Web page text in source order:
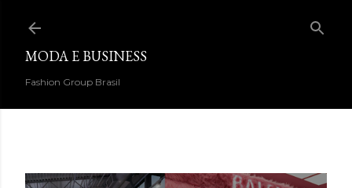
MODA E BUSINESS
Fashion Group Brasil